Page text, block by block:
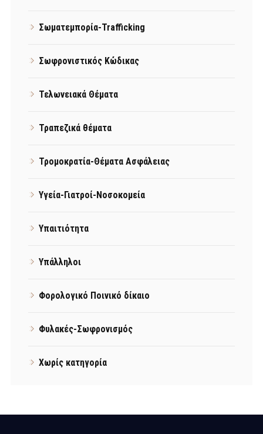
Σωματεμπορία-Trafficking
Σωφρονιστικός Κώδικας
Τελωνειακά Θέματα
Τραπεζικά θέματα
Τρομοκρατία-Θέματα Ασφάλειας
Υγεία-Γιατροί-Νοσοκομεία
Υπαιτιότητα
Υπάλληλοι
Φορολογικό Ποινικό δίκαιο
Φυλακές-Σωφρονισμός
Χωρίς κατηγορία